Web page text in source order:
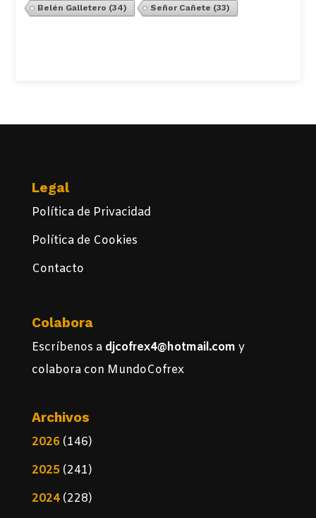
Belén Galletero (34) Señor Cañete (33)
Legal
Política de Privacidad
Política de Cookies
Contacto
Colabora
Escríbenos a djcofrex4@hotmail.com y
colabora con MundoCofrex
Archivos
2026(146)
2025(241)
2024(228)